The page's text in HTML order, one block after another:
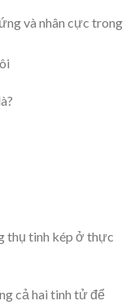
và nhân cực trong
thụ tinh kép ở thực
cả hai tinh tử để